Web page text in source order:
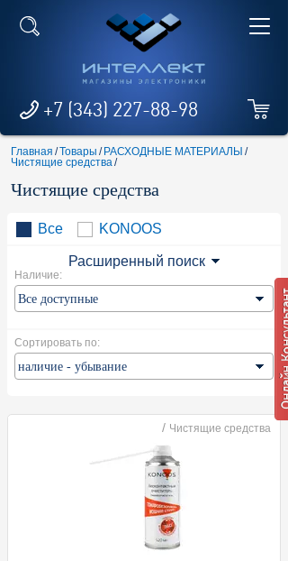
+7 (343) 227-88-98
Главная /Товары / РАСХОДНЫЕ МАТЕРИАЛЫ /
Чистящие средства/
Чистящие средства
Все KONOOS
Расширенный поиск
Наличие:
Сортировать по:
/ Чистящие средства